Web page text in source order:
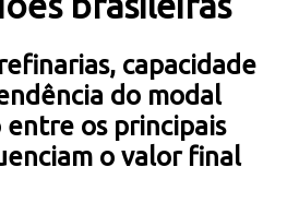
capacidade
do modal
os principais
o valor final